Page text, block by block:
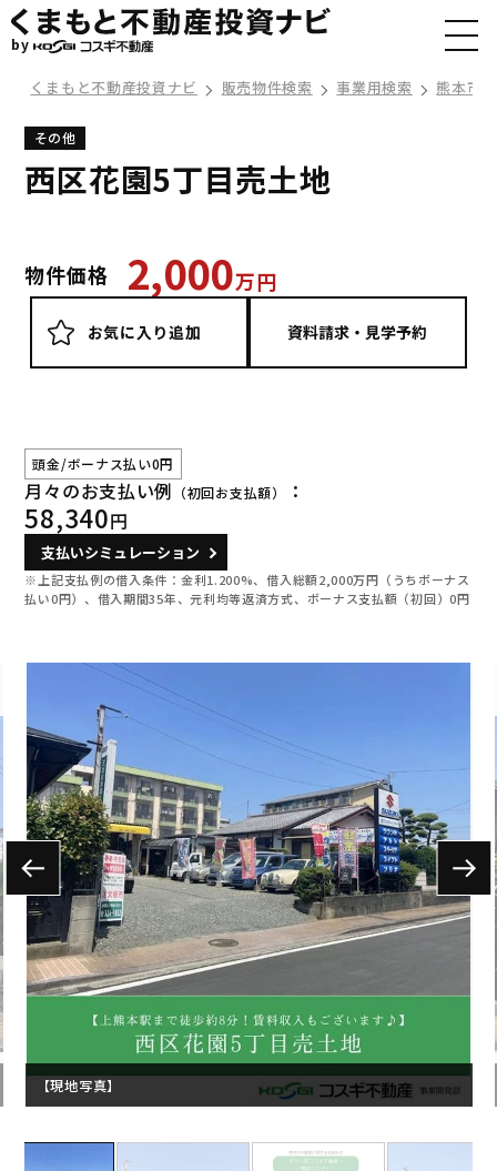
by
くまもと不動産投資ナビ 販売物件検索 事業用検索 熊本市
その他
西区花園5丁目売土地
物件価格 2,000万円
お気に入り追加
頭金/ボーナス払い0円
月々のお支払い例 （初回お支払額） ：
58,340円
支払いシミュレーション
※上記支払例の借入条件：金利1.200%、借入総額2,000万円（うちボーナス
払い0円）、借入期間35年、元利均等返済方式、ボーナス支払額（初回）0円
【現地写真】